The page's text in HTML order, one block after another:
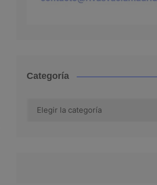
Categoría